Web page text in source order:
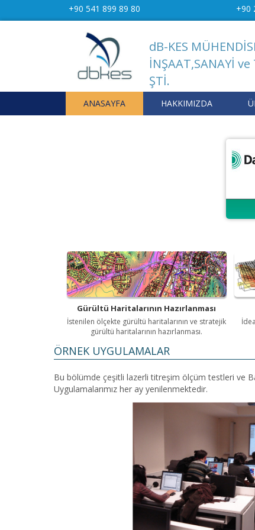
+90 541 899 89 80 +90
dB-KES
İNŞAAT,SANAYİ ve
ŞTİ.
ANASAYFA HAKKIMIZDA
Gürültü Haritalarının Hazırlanması
İstenilen ölçekte gürültü haritalarının ve stratejik
gürültü haritalarının hazırlanması.
ÖRNEK UYGULAMALAR
Bu bölümde çeşitli lazerli titreşim ölçüm testleri ve
Uygulamalarımız her ay yenilenmektedir.